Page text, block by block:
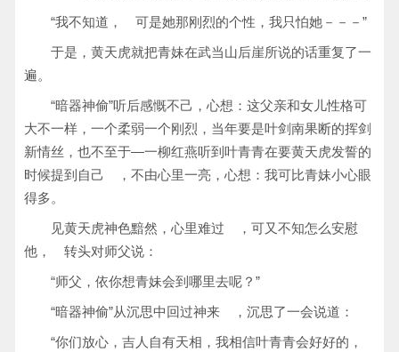
“我不知道， 可是她那刚烈的个性，我只怕她－－－”
于是，黄天虎就把青妹在武当山后崖所说的话重复了一
遍。
“暗器神偷”听后感慨不己，心想：这父亲和女儿性格可
大不一样，一个柔弱一个刚烈，当年要是叶剑南果断的挥剑
新情丝，也不至于—一柳红燕听到叶青青在要黄天虎发誓的
时候提到自己 ，不由心里一亮，心想：我可比青妹小心眼
得多。
见黄天虎神色黯然，心里难过 ，可又不知怎么安慰
他， 转头对师父说：
“师父，依你想青妹会到哪里去呢？”
“暗器神偷”从沉思中回过神来 ，沉思了一会说道：
“你们放心，吉人自有天相，我相信叶青青会好好的，